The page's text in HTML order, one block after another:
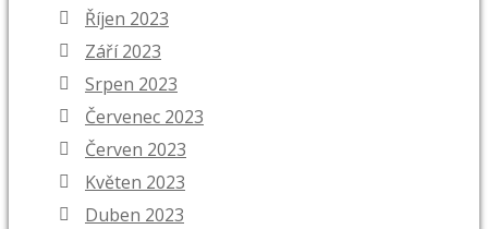
Říjen 2023
Září 2023
Srpen 2023
Červenec 2023
Červen 2023
Květen 2023
Duben 2023